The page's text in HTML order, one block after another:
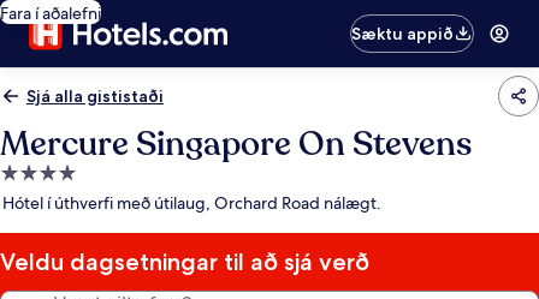
Fara í aðalefni
Sæktu appið
Sjá alla gististaði
Mercure Singapore On Stevens
4.0
stjörnu
Hótel í úthverfi með útilaug, Orchard Road nálægt.
Veldu dagsetningar til að sjá verð